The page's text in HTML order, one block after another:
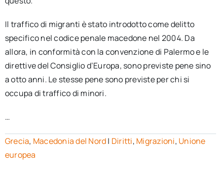
Il traffico di migranti è stato introdotto come delitto
specifico nel codice penale macedone nel 2004. Da
allora, in conformità con la convenzione di Palermo e le
direttive del Consiglio d’Europa, sono previste pene sino
a otto anni. Le stesse pene sono previste per chi si
occupa di traffico di minori.
…
Grecia, Macedonia del Nord| Diritti, Migrazioni, Unione
europea